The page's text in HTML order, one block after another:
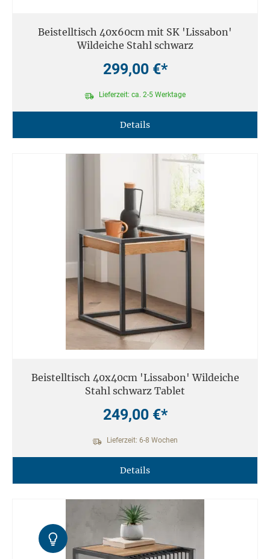
Beistelltisch 40x60cm mit SK 'Lissabon'
Wildeiche Stahl schwarz
299,00 €*
Lieferzeit: ca. 2-5 Werktage
Details
Beistelltisch 40x40cm 'Lissabon' Wildeiche
Stahl schwarz Tablet
249,00 €*
Lieferzeit: 6-8 Wochen
Details
Kontrast